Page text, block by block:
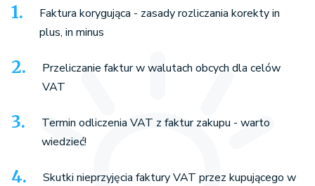
Faktura korygująca - zasady rozliczania korekty in
plus, in minus
Przeliczanie faktur w walutach obcych dla celów
VAT
Termin odliczenia VAT z faktur zakupu - warto
wiedzieć!
Skutki nieprzyjęcia faktury VAT przez kupującego w